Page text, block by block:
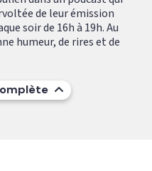
de leur émission
soir de 16h à 19h. Au
humeur, de rires et de